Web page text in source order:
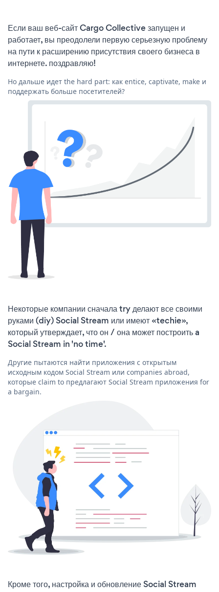
Если ваш веб-сайт Cargo Collective запущен и
работает, вы преодолели первую серьезную проблему
на пути к расширению присутствия своего бизнеса в
интернете. поздравляю!
Но дальше идет the hard part: как entice, captivate, make и
поддержать больше посетителей?
Некоторые компании сначала try делают все своими
руками (diy) Social Stream или имеют «techie»,
который утверждает, что он / она может построить a
Social Stream in 'no time'.
Другие пытаются найти приложения с открытым
исходным кодом Social Stream или companies abroad,
которые claim to предлагают Social Stream приложения for
a bargain.
Кроме того, настройка и обновление Social Stream